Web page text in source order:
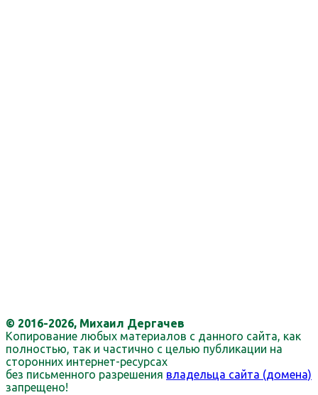
© 2016-2026, Михаил Дергачев
Копирование любых материалов с данного сайта, как
полностью, так и частично с целью публикации на
сторонних интернет-ресурсах
без письменного разрешения владельца сайта (домена)
запрещено!